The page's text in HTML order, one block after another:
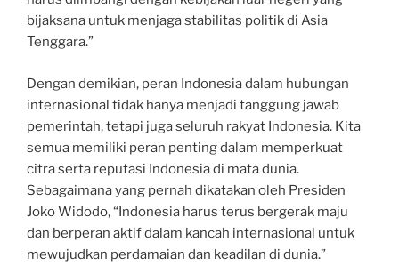
bijaksana untuk menjaga stabilitas politik di Asia
Tenggara.”
Dengan demikian, peran Indonesia dalam hubungan
internasional tidak hanya menjadi tanggung jawab
pemerintah, tetapi juga seluruh rakyat Indonesia. Kita
semua memiliki peran penting dalam memperkuat
citra serta reputasi Indonesia di mata dunia.
Sebagaimana yang pernah dikatakan oleh Presiden
Joko Widodo, “Indonesia harus terus bergerak maju
dan berperan aktif dalam kancah internasional untuk
mewujudkan perdamaian dan keadilan di dunia.”